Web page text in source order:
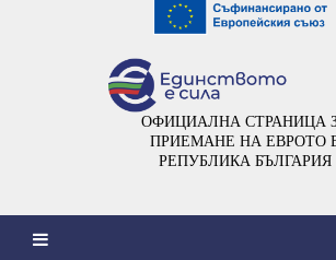
ОФИЦИАЛНА СТРАНИЦА
ПРИЕМАНЕ НА ЕВРОТО
РЕПУБЛИКА БЪЛГАРИЯ